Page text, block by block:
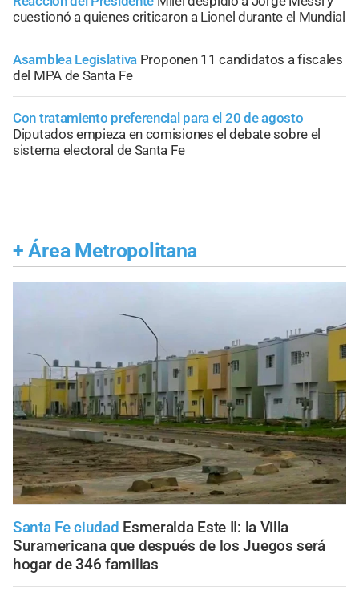
cuestionó a quienes criticaron a Lionel durante el Mundial
Asamblea Legislativa Proponen 11 candidatos a fiscales
del MPA de Santa Fe
Con tratamiento preferencial para el 20 de agosto
Diputados empieza en comisiones el debate sobre el
sistema electoral de Santa Fe
+ Área Metropolitana
Santa Fe ciudad Esmeralda Este II: la Villa
Suramericana que después de los Juegos será
hogar de 346 familias